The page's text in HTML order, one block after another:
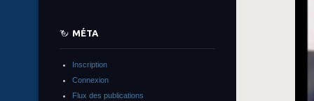
MÉTA
Inscription
Connexion
Flux des publications